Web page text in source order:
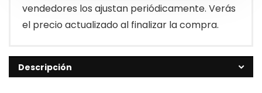
vendedores los ajustan periódicamente. Verás
el precio actualizado al finalizar la compra.
Descripción